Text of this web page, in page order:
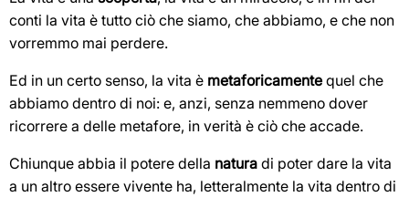
conti la vita è tutto ciò che siamo, che abbiamo, e che non
vorremmo mai perdere.
Ed in un certo senso, la vita è metaforicamente quel che
abbiamo dentro di noi: e, anzi, senza nemmeno dover
ricorrere a delle metafore, in verità è ciò che accade.
Chiunque abbia il potere della natura di poter dare la vita
a un altro essere vivente ha, letteralmente la vita dentro di